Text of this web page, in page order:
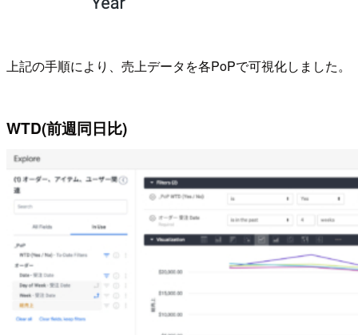
上記の手順により、売上データを各PoPで可視化しました。
WTD(前週同日比)